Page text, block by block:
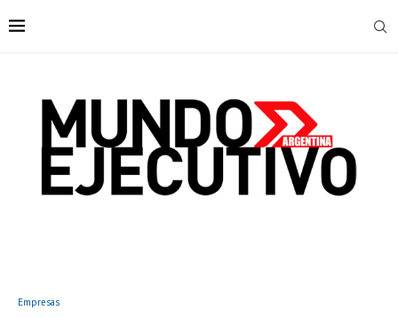
Empresas